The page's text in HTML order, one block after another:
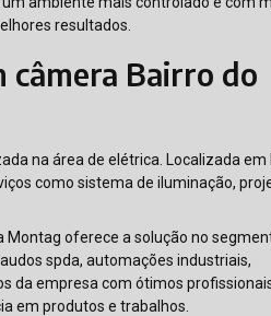
resultados.
câmera Bairro do
na área de elétrica. Localizada em
como sistema de iluminação,
oferece a solução no
spda, automações industriais,
da empresa com ótimos
em produtos e trabalhos.